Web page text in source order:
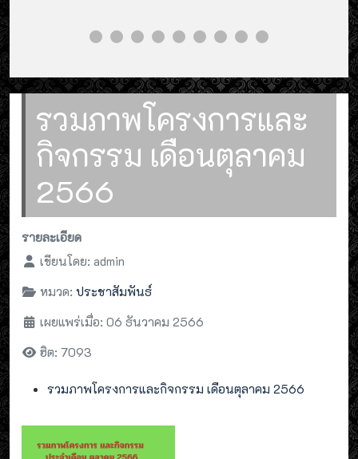
รวมภาพโครงการและ
กิจกรรม เดือนตุลาคม
2566
รายละเอียด
เขียนโดย: admin
หมวด: ประชาสัมพันธ์
เผยแพร่เมื่อ: 06 ธันวาคม 2566
ฮิต: 7093
รวมภาพโครงการและกิจกรรม เดือนตุลาคม 2566